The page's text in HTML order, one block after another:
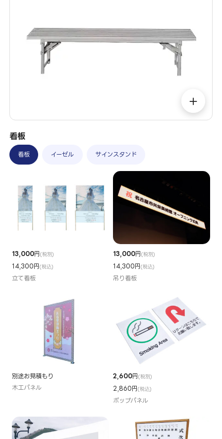
＋
看板
看板 イーゼル サインスタンド
13,000円(税別)
14,300円(税込)
立て看板
13,000円(税別)
14,300円(税込)
吊り看板
別途お見積もり
木工パネル
2,600円(税別)
2,860円(税込)
ポップパネル